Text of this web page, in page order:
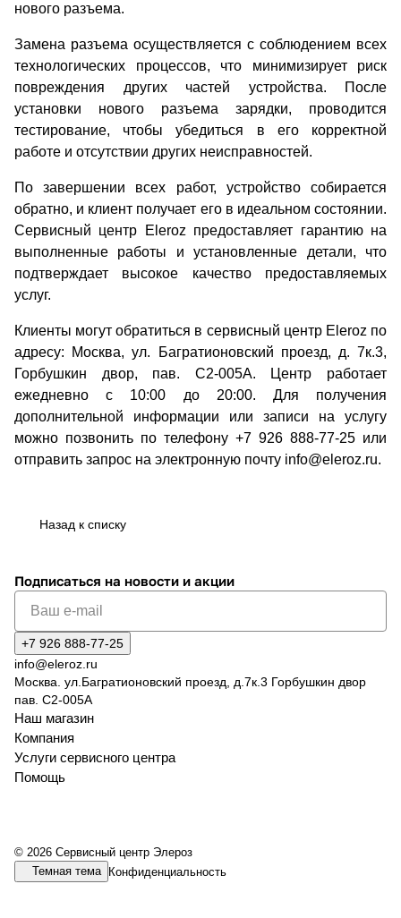
нового разъема.
Замена разъема осуществляется с соблюдением всех
технологических процессов, что минимизирует риск
повреждения других частей устройства. После
установки нового разъема зарядки, проводится
тестирование, чтобы убедиться в его корректной
работе и отсутствии других неисправностей.
По завершении всех работ, устройство собирается
обратно, и клиент получает его в идеальном состоянии.
Сервисный центр Eleroz предоставляет гарантию на
выполненные работы и установленные детали, что
подтверждает высокое качество предоставляемых
услуг.
Клиенты могут обратиться в сервисный центр Eleroz по
адресу: Москва, ул. Багратионовский проезд, д. 7к.3,
Горбушкин двор, пав. C2-005A. Центр работает
ежедневно с 10:00 до 20:00. Для получения
дополнительной информации или записи на услугу
можно позвонить по телефону +7 926 888-77-25 или
отправить запрос на электронную почту info@eleroz.ru.
Назад к списку
Подписаться на новости и акции
+7 926 888-77-25
info@eleroz.ru
Москва. ул.Багратионовский проезд, д.7к.3 Горбушкин двор
пав. C2-005A
Наш магазин
Компания
Услуги сервисного центра
Помощь
© 2026 Сервисный центр Элероз
Темная тема Конфиденциальность